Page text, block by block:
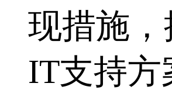
现措施，
IT支持方